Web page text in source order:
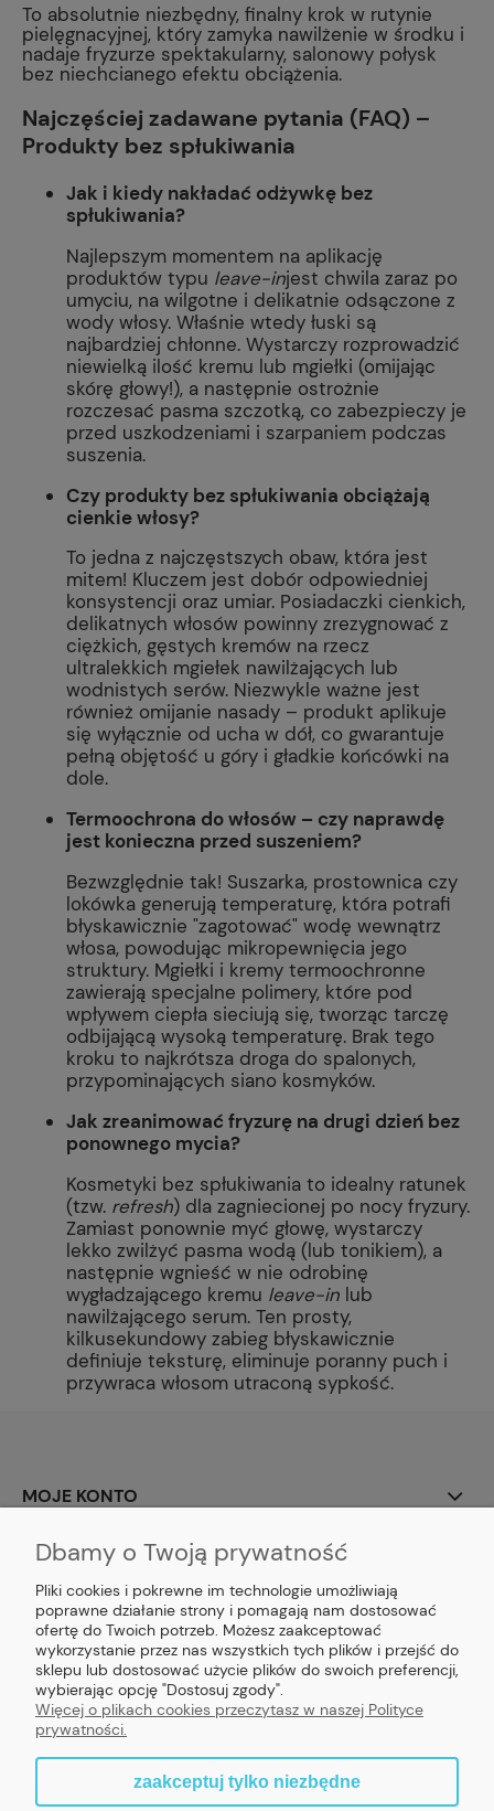
To absolutnie niezbędny, finalny krok w rutynie
pielęgnacyjnej, który zamyka nawilżenie w środku i
nadaje fryzurze spektakularny, salonowy połysk
bez niechcianego efektu obciążenia.
Najczęściej zadawane pytania (FAQ) –
Produkty bez spłukiwania
Jak i kiedy nakładać odżywkę bez
spłukiwania?
Najlepszym momentem na aplikację
produktów typu leave-injest chwila zaraz po
umyciu, na wilgotne i delikatnie odsączone z
wody włosy. Właśnie wtedy łuski są
najbardziej chłonne. Wystarczy rozprowadzić
niewielką ilość kremu lub mgiełki (omijając
skórę głowy!), a następnie ostrożnie
rozczesać pasma szczotką, co zabezpieczy je
przed uszkodzeniami i szarpaniem podczas
suszenia.
Czy produkty bez spłukiwania obciążają
cienkie włosy?
To jedna z najczęstszych obaw, która jest
mitem! Kluczem jest dobór odpowiedniej
konsystencji oraz umiar. Posiadaczki cienkich,
delikatnych włosów powinny zrezygnować z
ciężkich, gęstych kremów na rzecz
ultralekkich mgiełek nawilżających lub
wodnistych serów. Niezwykle ważne jest
również omijanie nasady – produkt aplikuje
się wyłącznie od ucha w dół, co gwarantuje
pełną objętość u góry i gładkie końcówki na
dole.
Termoochrona do włosów – czy naprawdę
jest konieczna przed suszeniem?
Bezwzględnie tak! Suszarka, prostownica czy
lokówka generują temperaturę, która potrafi
błyskawicznie "zagotować" wodę wewnątrz
włosa, powodując mikropewnięcia jego
struktury. Mgiełki i kremy termoochronne
zawierają specjalne polimery, które pod
wpływem ciepła sieciują się, tworząc tarczę
odbijającą wysoką temperaturę. Brak tego
kroku to najkrótsza droga do spalonych,
przypominających siano kosmyków.
Jak zreanimować fryzurę na drugi dzień bez
ponownego mycia?
Kosmetyki bez spłukiwania to idealny ratunek
(tzw. refresh) dla zagniecionej po nocy fryzury.
Zamiast ponownie myć głowę, wystarczy
lekko zwilżyć pasma wodą (lub tonikiem), a
następnie wgnieść w nie odrobinę
wygładzającego kremu leave-in lub
nawilżającego serum. Ten prosty,
kilkusekundowy zabieg błyskawicznie
definiuje teksturę, eliminuje poranny puch i
przywraca włosom utraconą sypkość.
MOJE KONTO
PŁATNOŚCI I DOSTAWA
INFORMACJE
O NAS
Dbamy o Twoją prywatność
Pliki cookies i pokrewne im technologie umożliwiają
poprawne działanie strony i pomagają nam dostosować
ofertę do Twoich potrzeb. Możesz zaakceptować
wykorzystanie przez nas wszystkich tych plików i przejść do
sklepu lub dostosować użycie plików do swoich preferencji,
wybierając opcję "Dostosuj zgody".
Więcej o plikach cookies przeczytasz w naszej Polityce
prywatności.
zaakceptuj tylko niezbędne